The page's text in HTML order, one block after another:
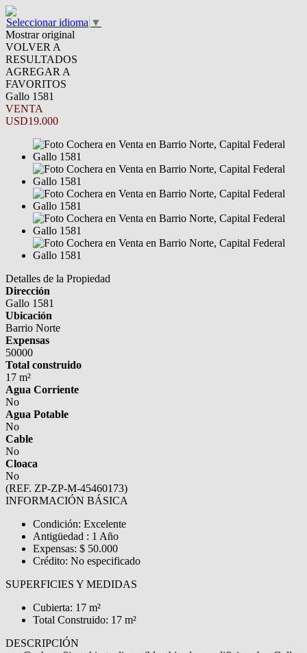
Seleccionar idioma ▼
Mostrar original
VOLVER A
RESULTADOS
AGREGAR A
FAVORITOS
Gallo 1581
VENTA
USD19.000
Detalles de la Propiedad
Dirección
Gallo 1581
Ubicación
Barrio Norte
Expensas
50000
Total construido
17 m²
Agua Corriente
No
Agua Potable
No
Cable
No
Cloaca
No
(REF. ZP-ZP-M-45460173)
INFORMACIÓN BÁSICA
Condición: Excelente
Antigüedad : 1 Año
Expensas: $ 50.000
Crédito: No especificado
SUPERFICIES Y MEDIDAS
Cubierta: 17 m²
Total Construido: 17 m²
DESCRIPCIÓN